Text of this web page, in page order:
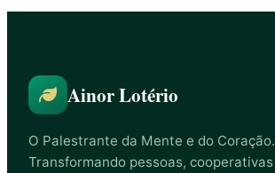
Ainor Lotério
O Palestrante da Mente e do Coração.
Transformando pessoas, cooperativas